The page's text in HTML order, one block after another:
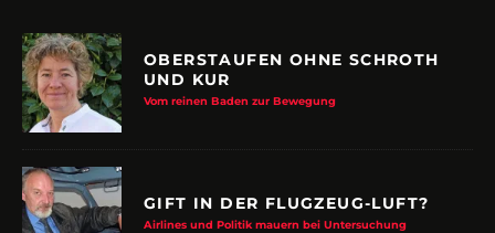
OBERSTAUFEN OHNE SCHROTH
UND KUR
Vom reinen Baden zur Bewegung
GIFT IN DER FLUGZEUG-LUFT?
Airlines und Politik mauern bei Untersuchung